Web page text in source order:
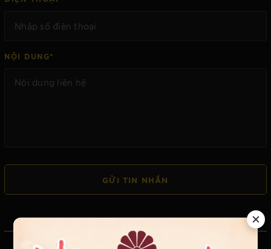
NỘI DUNG*
GỬI TIN NHẮN